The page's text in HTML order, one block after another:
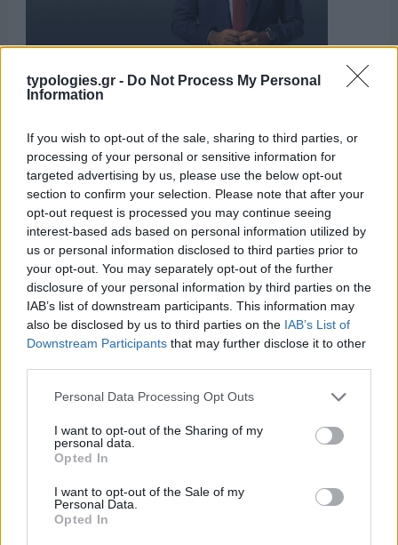
typologies.gr - Do Not Process My Personal
Information
If you wish to opt-out of the sale, sharing to third parties, or
processing of your personal or sensitive information for
targeted advertising by us, please use the below opt-out
section to confirm your selection. Please note that after your
opt-out request is processed you may continue seeing
interest-based ads based on personal information utilized by
us or personal information disclosed to third parties prior to
your opt-out. You may separately opt-out of the further
disclosure of your personal information by third parties on the
IAB’s list of downstream participants. This information may
also be disclosed by us to third parties on the IAB’s List of
Downstream Participants that may further disclose it to other
Please note that this website/app uses one or more Google
not limited to your visit or usage behaviour. You may click to
grant or deny consent to Google and its third-party tags to
use your data for below specified purposes in below Google
consent section.
Personal Data Processing Opt Outs
I want to opt-out of the Sharing of my
personal data.
Opted In
I want to opt-out of the Sale of my
Personal Data.
Opted In
ΑΙΧΜΕΣ
ΑΙΧΜΕΣ: Και άλλες αποχωρήσεις και
άλλες συμφωνίες
Το Καλοκαίρι αυτό στα ΜΜΕ θυμίζει αίθουσα αφίξεων και
αναχωρήσεων αεροδρομίου. Άλλοι γνωρίζουν τον προορισμό
τους και άλλοι αλλάζουν πορεία, ενώ έχουν ξεκινήσει για
άλλου καταλήγουν σε άλλο σημείο. Η κινητικότητα είναι
συνάρτηση πολλών παραγόντων, ορισμένοι εκ των οποίων
δεν είναι ορατοί προς το παρόν. Λέγεται πως ο Ιβάν Σαββίδης